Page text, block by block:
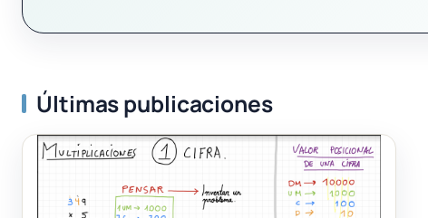
Últimas publicaciones